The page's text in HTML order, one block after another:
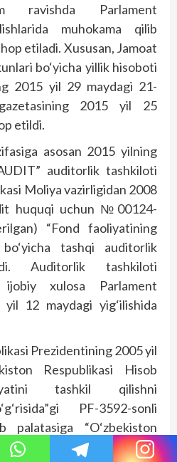
ravishda Parlament
muhokama qilib
etiladi. Xususan, Jamoat
bo‘yicha yillik hisoboti
2015 yil 29 maydagi 21-
2015 yil 25
etildi.
asosan 2015 yilning
auditorlik tashkiloti
Moliya vazirligidan 2008
huquqi uchun №00124-
“Fond faoliyatining
tashqi auditorlik
Auditorlik tashkiloti
xulosa Parlament
yil 12 maydagi yig‘ilishida
Prezidentining 2005 yil
Respublikasi Hisob
tashkil qilishni
PF-3592-sonli
palatasiga “O‘zbekiston
O‘zbekiston Respublikasi